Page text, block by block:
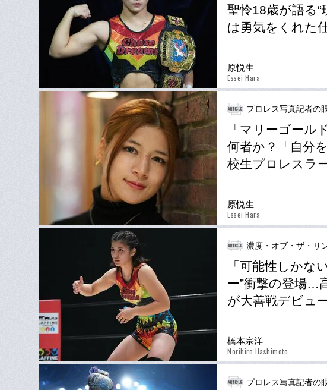
聖怜18歳が語る
は勇気をくれた
原悦生
Essei Hara
プロレス写真記者の
「マリーゴール
何者か？「自分
校生プロレスラ
原悦生
Essei Hara
濃度・オブ・ザ・リ
「可能性しかな
ー”衝撃の登場…
が大善戦デビュ
橋本宗洋
Norihiro Hashimoto
プロレス写真記者の